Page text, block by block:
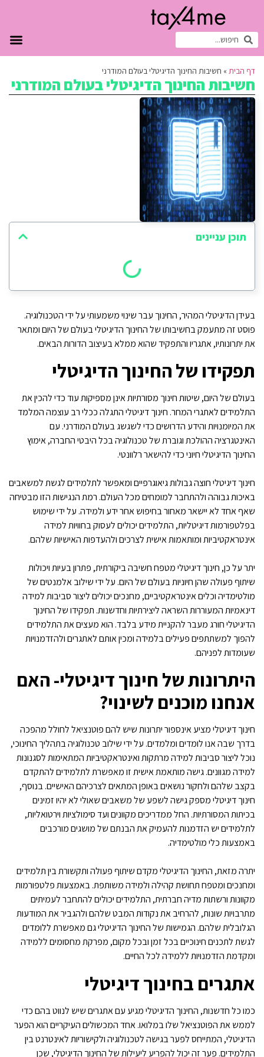
דף הבית » חשיבות החינוך הדיגיטלי בעולם המודרני
חשיבות החינוך הדיגיטלי בעולם המודרני
תוכן עניינים
בעידן הדיגיטלי המהיר, החינוך עבר שינוי משמעותי על ידי הטכנולוגיה.
פוסט זה מתעמק בחשיבותו של החינוך הדיגיטלי בעולם של היום ומתאר
את יתרונותיו, אתגריו והתפקיד שהוא ממלא בעיצוב הדורות הבאים.
תפקידו של החינוך הדיגיטלי
בעולם של היום, שיטות חינוך מסורתיות אינן מספיקות עוד כדי להכין את
התלמידים לאתגרי המחר. חינוך דיגיטלי התגלה ככלי רב עוצמה המלמד
את המיומנויות והידע הדרושים כדי לשגשג בעולם המודרני. עם
האינטגרציה ההולכת וגוברת של טכנולוגיה בכל היבטי החברה, אימוץ
החינוך הדיגיטלי חיוני כדי להישאר רלוונטי.
חינוך דיגיטלי חוצה גבולות גיאוגרפיים ומאפשר לתלמידים לגשת למשאבים
באיכות גבוהה ולהתחבר למומחים מכל העולם. רמת הנגישות הזו מבטיחה
שאף אחד לא יישאר מאחור בחיפוש אחר ידע ולמידה. על ידי שימוש
בפלטפורמות דיגיטליות, התלמידים יכולים לעסוק בחוויות למידה
אינטראקטיביות ומותאמות אישית לצרכים ולהעדפות האישיות שלהם.
יתר על כן, חינוך דיגיטלי מטפח חשיבה ביקורתית, פתרון בעיות ויכולות
שיתוף פעולה שהן חיוניות בעולם של היום. על ידי שילוב אלמנטים של
מולטימדיה וכלים אינטראקטיביים, מחנכים יכולים ליצור סביבות למידה
דינאמיות המעוררות השראה ליצירתיות וחדשנות. תפקידו של החינוך
הדיגיטלי חורג מעבר להקניית מידע בלבד. הוא מעצים את התלמידים
להפוך למשתתפים פעילים בלמידה ומכין אותם לאתגרים ולהזדמנויות
שעומדות לפניהם.
היתרונות של חינוך דיגיטלי- האם
אנחנו מוכנים לשינוי?
חינוך דיגיטלי מציע אינספור יתרונות שיש להם פוטנציאל לחולל מהפכה
בדרך שבה אנו לומדים ומלמדים. על ידי שילוב טכנולוגיה בתהליך החינוכי,
נוכל ליצור סביבות למידה מרתקות ואינטראקטיביות המתאימות לסגנונות
למידה מגוונים. גישה מותאמת אישית זו מאפשרת לתלמידים להתקדם
בקצב שלהם ולחקור נושאים באופן המתאים לצרכיהם האישיים. בנוסף,
חינוך דיגיטלי מספק גישה לשפע של משאבים שאולי לא יהיו זמינים
בכיתות המסורתיות. החל ממדריכים מקוונים ועד סימולציות וירטואליות,
לתלמידים יש הזדמנות להעמיק את הבנתם של מושגים מורכבים
באמצעות כלי מולטימדיה.
יתרה מזאת, החינוך הדיגיטלי מקדם שיתוף פעולה ותקשורת בין תלמידים
ומחנכים ומטפח תחושת קהילה ולמידה משותפת. באמצעות פלטפורמות
מקוונות ורשתות מדיה חברתית, התלמידים יכולים להתחבר לעמיתים
מתרבויות שונות, להרחיב את נקודות המבט שלהם ולהגביר את המודעות
הגלובלית שלהם. הגמישות של החינוך הדיגיטלי גם מאפשרת ללומדים
לגשת לתכנים חינוכיים בכל זמן ובכל מקום, מפרקת מחסומים ללמידה
ומקדמת הזדמנויות ללמידה לכל החיים.
אתגרים בחינוך דיגיטלי
כמו כל חדשנות, החינוך הדיגיטלי מגיע עם אתגרים שיש לנווט בהם כדי
לממש את הפוטנציאל שלו במלואו. אחד המכשולים העיקריים הוא הפער
הדיגיטלי, המתייחס לפער בגישה לטכנולוגיה ולקישוריות לאינטרנט בין
התלמידים. פער זה יכול להפריע ליעילות של החינוך הדיגיטלי, שכן